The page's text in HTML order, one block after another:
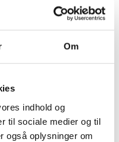
Om
indhold og
til sociale medier og til
også oplysninger om